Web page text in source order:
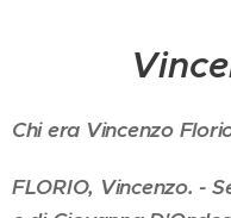
Chi era Vincenzo
FLORIO, Vincenzo. -